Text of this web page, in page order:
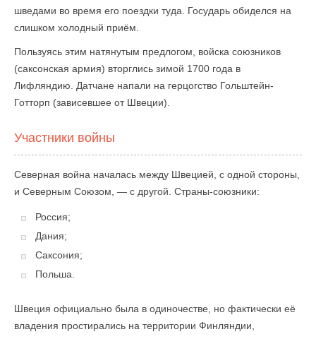
шведами во время его поездки туда. Государь обиделся на
слишком холодный приём.
Пользуясь этим натянутым предлогом, войска союзников
(саксонская армия) вторглись зимой 1700 года в
Лифляндию. Датчане напали на герцогство Гольштейн-
Готторп (зависевшее от Швеции).
Участники войны
Северная война началась между Швецией, с одной стороны,
и Северным Союзом, — с другой. Страны-союзники:
Россия;
Дания;
Саксония;
Польша.
Швеция официально была в одиночестве, но фактически её
владения простирались на территории Финляндии,